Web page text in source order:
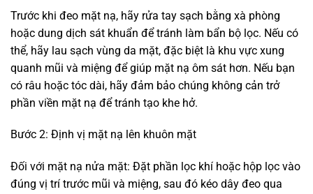
Trước khi đeo mặt nạ, hãy rửa tay sạch bằng xà phòng
hoặc dung dịch sát khuẩn để tránh làm bẩn bộ lọc. Nếu có
thể, hãy lau sạch vùng da mặt, đặc biệt là khu vực xung
quanh mũi và miệng để giúp mặt nạ ôm sát hơn. Nếu bạn
có râu hoặc tóc dài, hãy đảm bảo chúng không cản trở
phần viền mặt nạ để tránh tạo khe hở.
Bước 2: Định vị mặt nạ lên khuôn mặt
Đối với mặt nạ nửa mặt: Đặt phần lọc khí hoặc hộp lọc vào
đúng vị trí trước mũi và miệng, sau đó kéo dây đeo qua